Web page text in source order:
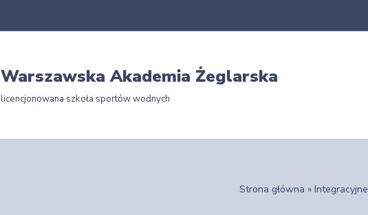
Warszawska Akademia Żeglarska
licencjonowana szkoła sportów wodnych
Strona główna » Integracyjne